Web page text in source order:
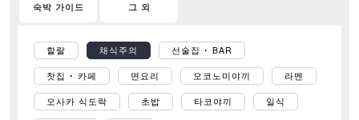
숙박 가이드 그 외
할랄 채식주의 선술집 ･ BAR
찻집 ･ 카페 면요리 오코노미야끼 라멘
오사카 식도락 초밥 타코야끼 일식